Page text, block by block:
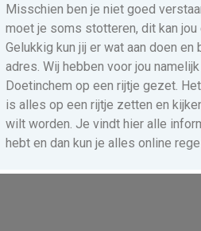
Misschien ben je niet goed
moet je soms stotteren, dit kan jou
Gelukkig kun jij er wat aan doen en
adres. Wij hebben voor jou
Doetinchem op een rijtje gezet.
is alles op een rijtje zetten en
wilt worden. Je vindt hier alle
hebt en dan kun je alles online